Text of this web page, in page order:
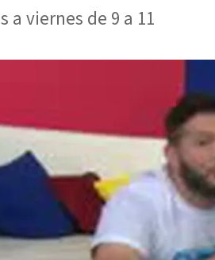
a viernes de 9 a 11